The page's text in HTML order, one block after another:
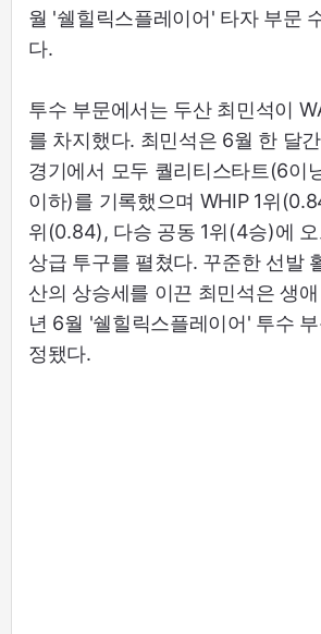
월 '쉘힐릭스플레이어' 타자 부문
다.
투수 부문에서는 두산 최민석이
를 차지했다. 최민석은 6월 한 달
경기에서 모두 퀄리티스타트(6이
이하)를 기록했으며 WHIP 1위
위(0.84), 다승 공동 1위(4승)에
상급 투구를 펼쳤다. 꾸준한 선발
산의 상승세를 이끈 최민석은 생
년 6월 '쉘힐릭스플레이어' 투수
정됐다.